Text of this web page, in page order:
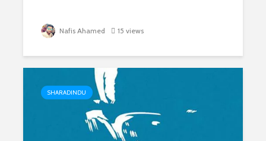
Nafis Ahamed 15 views
SHARADINDU